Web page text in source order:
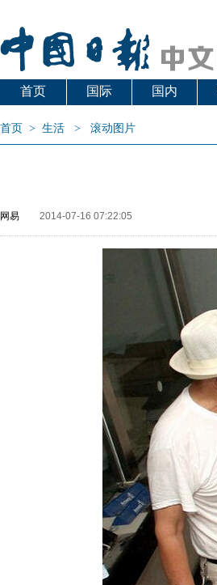
首页 国际 国内
首页 > 生活 > 滚动图片
网易 2014-07-16 07:22:05